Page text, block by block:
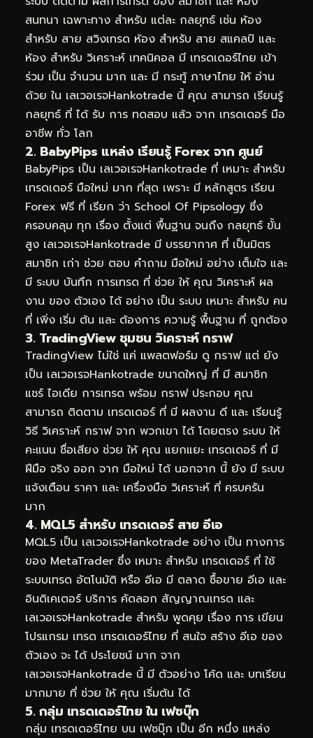
สนทนา เฉพาะทาง สำหรับ แต่ละ กลยุทธ์ เช่น ห้อง
สำหรับ สาย สวิงเทรด ห้อง สำหรับ สาย สแคลป์ และ
ห้อง สำหรับ วิเคราะห์ เทคนิคอล มี เทรดเดอร์ไทย เข้า
ร่วม เป็น จำนวน มาก และ มี กระทู้ ภาษาไทย ให้ อ่าน
ด้วย ใน เลเวอเรจHankotrade นี้ คุณ สามารถ เรียนรู้
กลยุทธ์ ที่ ได้ รับ การ ทดสอบ แล้ว จาก เทรดเดอร์ มือ
อาชีพ ทั่ว โลก
2. BabyPips แหล่ง เรียนรู้ Forex จาก ศูนย์
BabyPips เป็น เลเวอเรจHankotrade ที่ เหมาะ สำหรับ
เทรดเดอร์ มือใหม่ มาก ที่สุด เพราะ มี หลักสูตร เรียน
Forex ฟรี ที่ เรียก ว่า School Of Pipsology ซึ่ง
ครอบคลุม ทุก เรื่อง ตั้งแต่ พื้นฐาน จนถึง กลยุทธ์ ขั้น
สูง เลเวอเรจHankotrade มี บรรยากาศ ที่ เป็นมิตร
สมาชิก เก่า ช่วย ตอบ คำถาม มือใหม่ อย่าง เต็มใจ และ
มี ระบบ บันทึก การเทรด ที่ ช่วย ให้ คุณ วิเคราะห์ ผล
งาน ของ ตัวเอง ได้ อย่าง เป็น ระบบ เหมาะ สำหรับ คน
ที่ เพิ่ง เริ่ม ต้น และ ต้องการ ความรู้ พื้นฐาน ที่ ถูกต้อง
3. TradingView ชุมชน วิเคราะห์ กราฟ
TradingView ไม่ใช่ แค่ แพลตฟอร์ม ดู กราฟ แต่ ยัง
เป็น เลเวอเรจHankotrade ขนาดใหญ่ ที่ มี สมาชิก
แชร์ ไอเดีย การเทรด พร้อม กราฟ ประกอบ คุณ
สามารถ ติดตาม เทรดเดอร์ ที่ มี ผลงาน ดี และ เรียนรู้
วิธี วิเคราะห์ กราฟ จาก พวกเขา ได้ โดยตรง ระบบ ให้
คะแนน ชื่อเสียง ช่วย ให้ คุณ แยกแยะ เทรดเดอร์ ที่ มี
ฝีมือ จริง ออก จาก มือใหม่ ได้ นอกจาก นี้ ยัง มี ระบบ
แจ้งเตือน ราคา และ เครื่องมือ วิเคราะห์ ที่ ครบครัน
มาก
4. MQL5 สำหรับ เทรดเดอร์ สาย อีเอ
MQL5 เป็น เลเวอเรจHankotrade อย่าง เป็น ทางการ
ของ MetaTrader ซึ่ง เหมาะ สำหรับ เทรดเดอร์ ที่ ใช้
ระบบเทรด อัตโนมัติ หรือ อีเอ มี ตลาด ซื้อขาย อีเอ และ
อินดิเคเตอร์ บริการ คัดลอก สัญญาณเทรด และ
เลเวอเรจHankotrade สำหรับ พูดคุย เรื่อง การ เขียน
โปรแกรม เทรด เทรดเดอร์ไทย ที่ สนใจ สร้าง อีเอ ของ
ตัวเอง จะ ได้ ประโยชน์ มาก จาก
เลเวอเรจHankotrade นี้ มี ตัวอย่าง โค้ด และ บทเรียน
มากมาย ที่ ช่วย ให้ คุณ เริ่มต้น ได้
5. กลุ่ม เทรดเดอร์ไทย ใน เฟซบุ๊ก
กลุ่ม เทรดเดอร์ไทย บน เฟซบุ๊ก เป็น อีก หนึ่ง แหล่ง